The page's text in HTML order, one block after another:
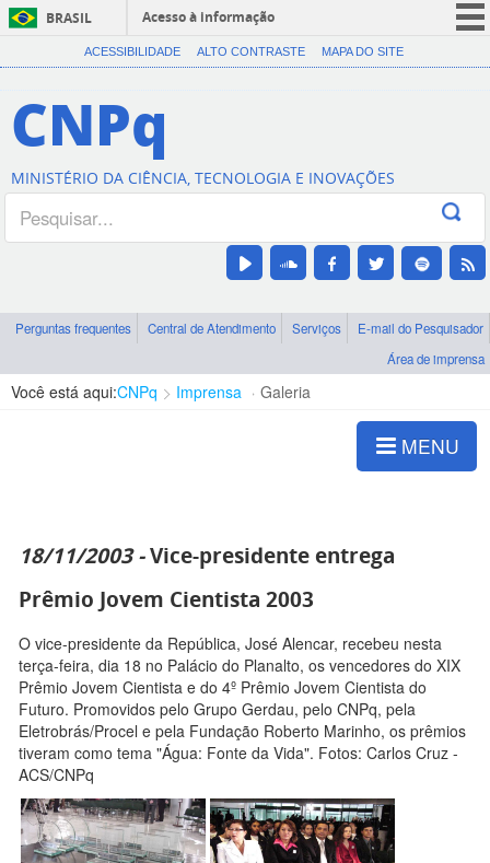
BRASIL
Acesso à informação
CORONAVÍRUS (COVID-19)
Canais
ACESSIBILIDADE ALTO CONTRASTE MAPA DO SITE
CNPq
MINISTÉRIO DA CIÊNCIA, TECNOLOGIA E INOVAÇÕES
Perguntas frequentes Central de Atendimento Serviços
E-mail do Pesquisador
Área de imprensa
Você está aqui:CNPq Imprensa Galeria
MENU
18/11/2003 -Vice-presidente entrega
Prêmio Jovem Cientista 2003
O vice-presidente da República, José Alencar, recebeu nesta
terça-feira, dia 18 no Palácio do Planalto, os vencedores do XIX
Prêmio Jovem Cientista e do 4º Prêmio Jovem Cientista do
Futuro. Promovidos pelo Grupo Gerdau, pelo CNPq, pela
Eletrobrás/Procel e pela Fundação Roberto Marinho, os prêmios
tiveram como tema "Água: Fonte da Vida". Fotos: Carlos Cruz -
ACS/CNPq